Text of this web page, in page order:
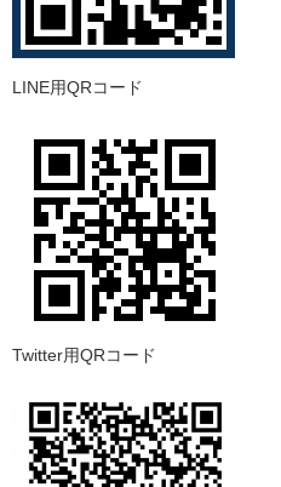
LINE用QRコード
Twitter用QRコード